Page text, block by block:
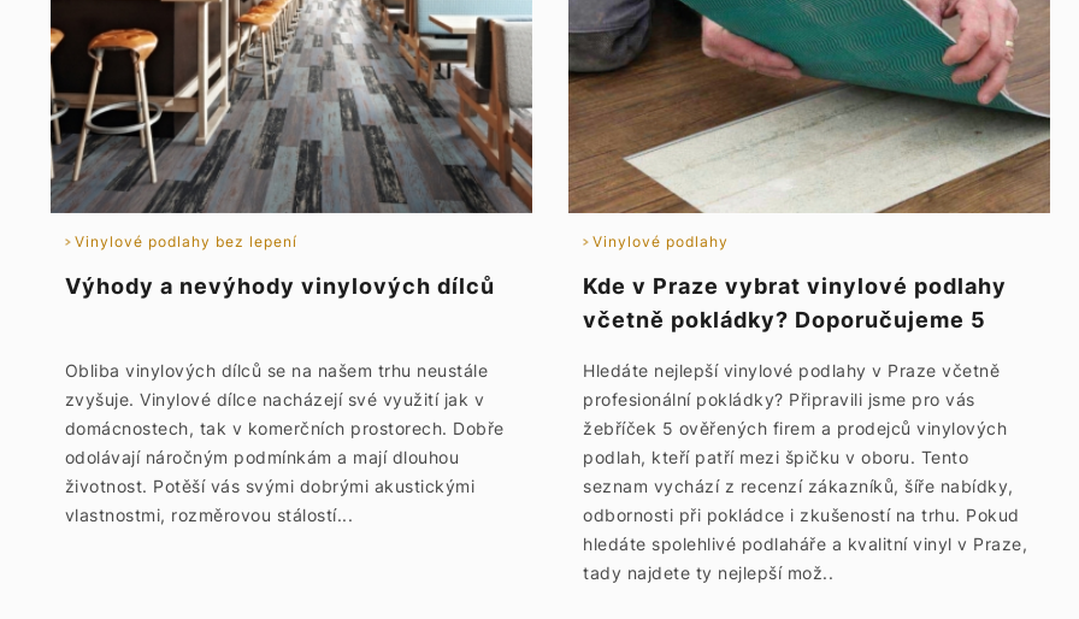
Vinylové podlahy bez lepení
Výhody a nevýhody vinylových dílců
Obliba vinylových dílců se na našem trhu neustále
zvyšuje. Vinylové dílce nacházejí své využití jak v
domácnostech, tak v komerčních prostorech. Dobře
odolávají náročným podmínkám a mají dlouhou
životnost. Potěší vás svými dobrými akustickými
vlastnostmi, rozměrovou stálostí...
Vinylové podlahy
Kde v Praze vybrat vinylové podlahy
včetně pokládky? Doporučujeme 5
Hledáte nejlepší vinylové podlahy v Praze včetně
profesionální pokládky? Připravili jsme pro vás
žebříček 5 ověřených firem a prodejců vinylových
podlah, kteří patří mezi špičku v oboru. Tento
seznam vychází z recenzí zákazníků, šíře nabídky,
odbornosti při pokládce i zkušeností na trhu. Pokud
hledáte spolehlivé podlaháře a kvalitní vinyl v Praze,
tady najdete ty nejlepší mož..